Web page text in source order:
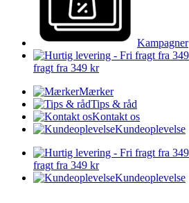
Kampagner
fragt fra 349 kr
Mærker
Tips & råd
Kontakt os
Kundeoplevelse
fragt fra 349 kr
Kundeoplevelse